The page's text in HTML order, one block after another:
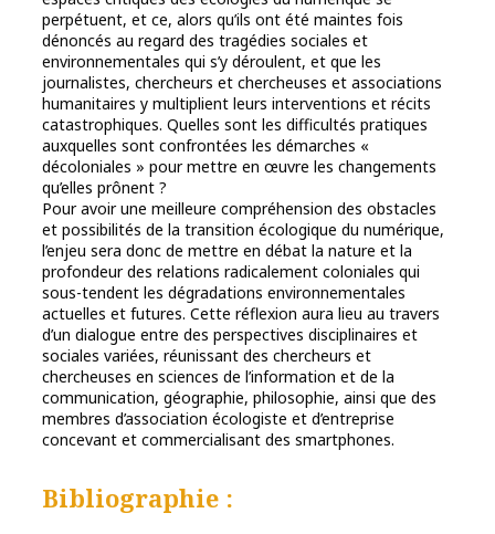
perpétuent, et ce, alors qu’ils ont été maintes fois
dénoncés au regard des tragédies sociales et
environnementales qui s’y déroulent, et que les
journalistes, chercheurs et chercheuses et associations
humanitaires y multiplient leurs interventions et récits
catastrophiques. Quelles sont les difficultés pratiques
auxquelles sont confrontées les démarches «
décoloniales » pour mettre en œuvre les changements
qu’elles prônent ?
Pour avoir une meilleure compréhension des obstacles
et possibilités de la transition écologique du numérique,
l’enjeu sera donc de mettre en débat la nature et la
profondeur des relations radicalement coloniales qui
sous-tendent les dégradations environnementales
actuelles et futures. Cette réflexion aura lieu au travers
d’un dialogue entre des perspectives disciplinaires et
sociales variées, réunissant des chercheurs et
chercheuses en sciences de l’information et de la
communication, géographie, philosophie, ainsi que des
membres d’association écologiste et d’entreprise
concevant et commercialisant des smartphones.
Bibliographie :